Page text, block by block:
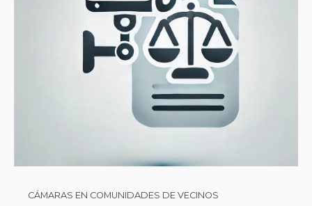
CÁMARAS EN COMUNIDADES DE VECINOS